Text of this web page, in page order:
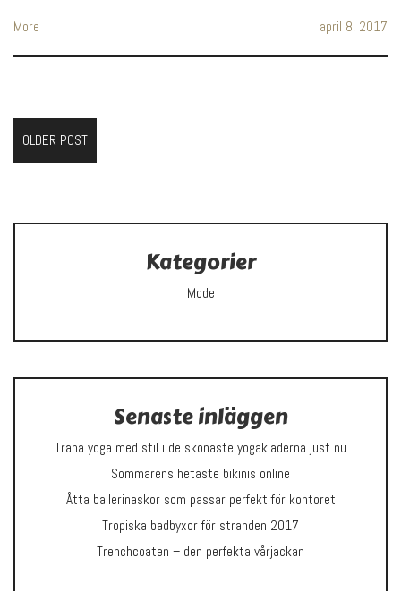
More april 8, 2017
OLDER POST
Kategorier
Mode
Senaste inläggen
Träna yoga med stil i de skönaste yogakläderna just nu
Sommarens hetaste bikinis online
Åtta ballerinaskor som passar perfekt för kontoret
Tropiska badbyxor för stranden 2017
Trenchcoaten – den perfekta vårjackan